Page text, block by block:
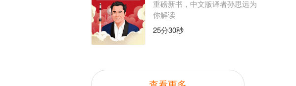
重磅新书，中文版译者孙思远为
你解读
25分30秒